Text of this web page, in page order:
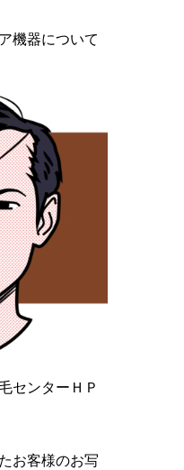
機器について
センターＨＰ
お客様のお写